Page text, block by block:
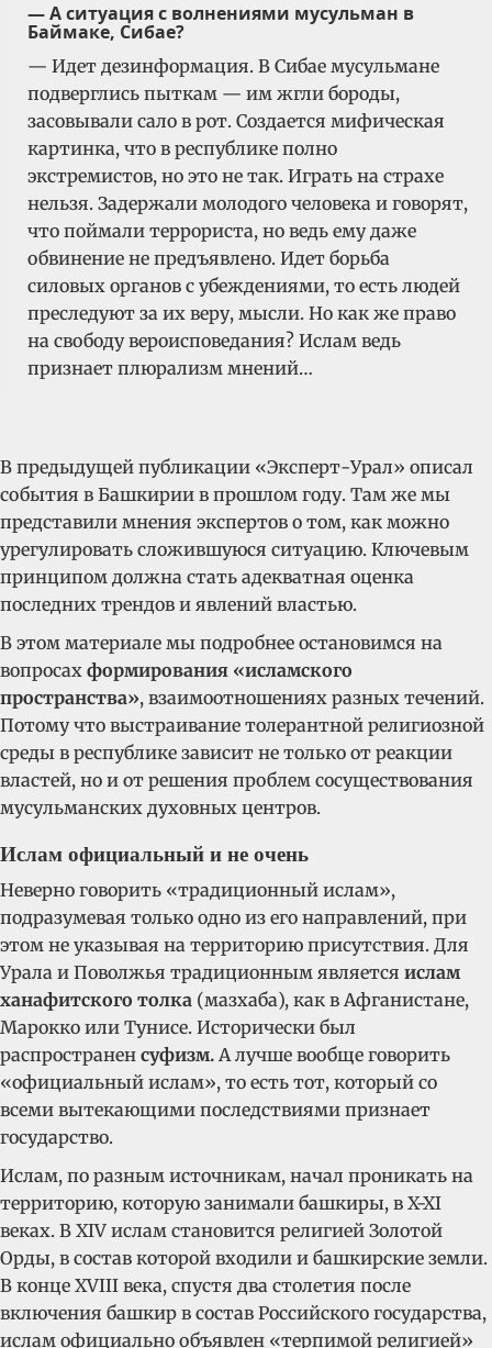
— А ситуация с волнениями мусульман в
Баймаке, Сибае?
— Идет дезинформация. В Сибае мусульмане
подверглись пыткам — им жгли бороды,
засовывали сало в рот. Создается мифическая
картинка, что в республике полно
экстремистов, но это не так. Играть на страхе
нельзя. Задержали молодого человека и говорят,
что поймали террориста, но ведь ему даже
обвинение не предъявлено. Идет борьба
силовых органов с убеждениями, то есть людей
преследуют за их веру, мысли. Но как же право
на свободу вероисповедания? Ислам ведь
признает плюрализм мнений…
В предыдущей публикации «Эксперт-Урал» описал
события в Башкирии в прошлом году. Там же мы
представили мнения экспертов о том, как можно
урегулировать сложившуюся ситуацию. Ключевым
принципом должна стать адекватная оценка
последних трендов и явлений властью.
В этом материале мы подробнее остановимся на
вопросах формирования «исламского
пространства», взаимоотношениях разных течений.
Потому что выстраивание толерантной религиозной
среды в республике зависит не только от реакции
властей, но и от решения проблем сосуществования
мусульманских духовных центров.
Ислам официальный и не очень
Неверно говорить «традиционный ислам»,
подразумевая только одно из его направлений, при
этом не указывая на территорию присутствия. Для
Урала и Поволжья традиционным является ислам
ханафитского толка (мазхаба), как в Афганистане,
Марокко или Тунисе. Исторически был
распространен суфизм. А лучше вообще говорить
«официальный ислам», то есть тот, который со
всеми вытекающими последствиями признает
государство.
Ислам, по разным источникам, начал проникать на
территорию, которую занимали башкиры, в X-XI
веках. В XIV ислам становится религией Золотой
Орды, в состав которой входили и башкирские земли.
В конце XVIII века, спустя два столетия после
включения башкир в состав Российского государства,
ислам официально объявлен «терпимой религией»